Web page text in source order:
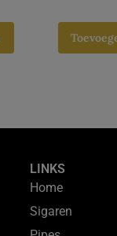
LINKS
Home
Sigaren